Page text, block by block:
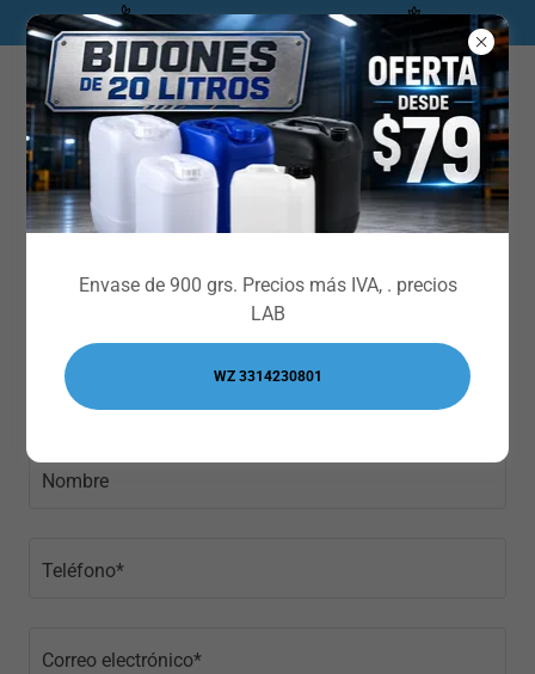
** CATALOGO INDUSTRIAL***
Comunícate con
Nosotros
Comunícate con nosotros.
Nombre
Teléfono*
Correo electrónico*
Envase de 900 grs. Precios más IVA, . precios
LAB
WZ 3314230801